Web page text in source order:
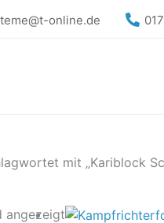
online.de
mit „Kariblock
angezeigtPreisspanne: